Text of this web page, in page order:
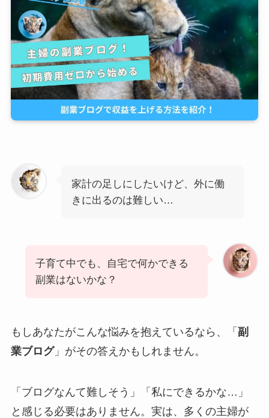
家計の足しにしたいけど、外に働
きに出るのは難しい…
子育て中でも、自宅で何かできる
副業はないかな？
もしあなたがこんな悩みを抱えているなら、「 副
業ブログ」がその答えかもしれません。
「ブログなんて難しそう」「私にできるかな…」
と感じる必要はありません。実は、多くの主婦が